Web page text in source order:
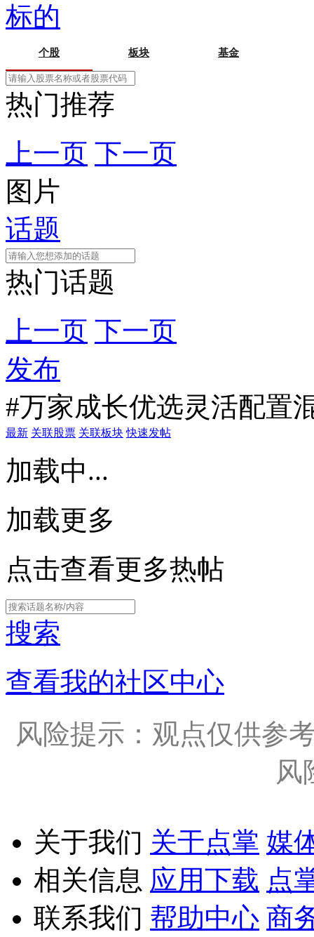
标的
个股 板块 基金
热门推荐
上一页 下一页
图片
话题
热门话题
上一页 下一页
发布
#万家成长优选灵活配置
最新 关联股票 关联板块 快速发帖
加载中...
加载更多
点击查看更多热帖
搜索
查看我的社区中心
风险提示：观点仅供参
风
关于我们 关于点掌 媒
相关信息 应用下载 点
联系我们 帮助中心 商